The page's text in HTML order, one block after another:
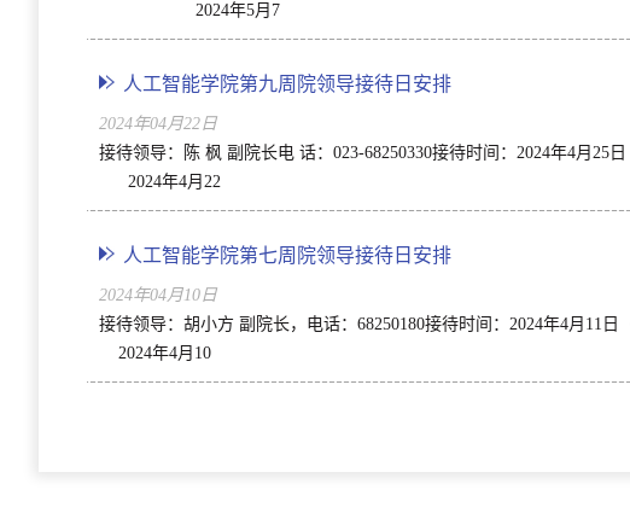
2024年5月7
人工智能学院第九周院领导接待日安排
2024年04月22日
接待领导：陈 枫 副院长电 话：023-68250330接待时间：2024年
2024年4月22
人工智能学院第七周院领导接待日安排
2024年04月10日
接待领导：胡小方 副院长，电话：68250180接待时间：2024年4
2024年4月10